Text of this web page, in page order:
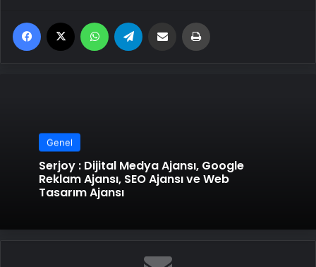
Facebook WhatsApp Email'den paylaş
Genel
Serjoy : Dijital Medya Ajansı, Google
Reklam Ajansı, SEO Ajansı ve Web
Tasarım Ajansı